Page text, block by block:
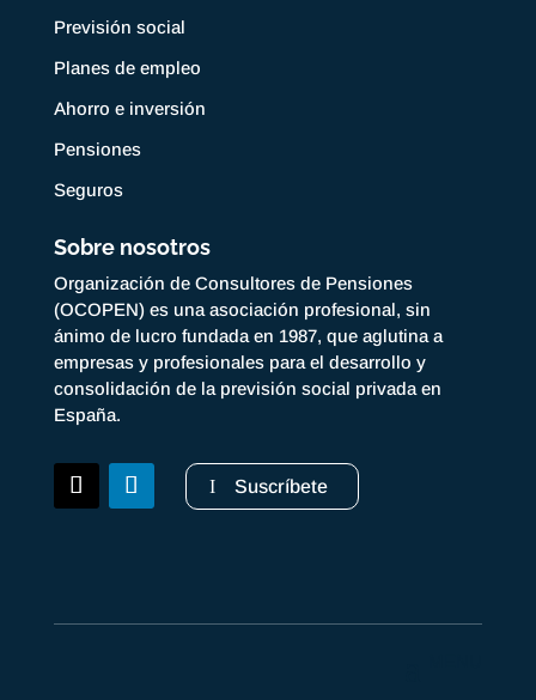
Previsión social
Planes de empleo
Ahorro e inversión
Pensiones
Seguros
Sobre nosotros
Organización de Consultores de Pensiones
(OCOPEN) es una asociación profesional, sin
ánimo de lucro fundada en 1987, que aglutina a
empresas y profesionales para el desarrollo y
consolidación de la previsión social privada en
España.
Suscríbete